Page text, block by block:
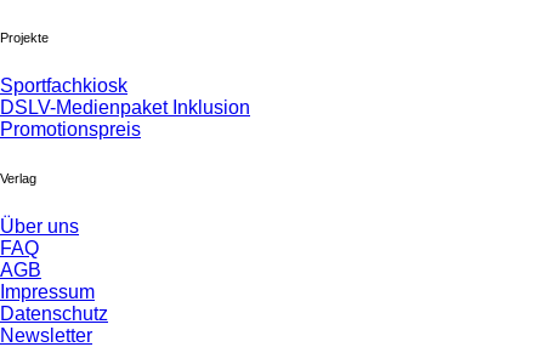
Projekte
Sportfachkiosk
DSLV-Medienpaket Inklusion
Promotionspreis
Verlag
Über uns
FAQ
AGB
Impressum
Datenschutz
Newsletter